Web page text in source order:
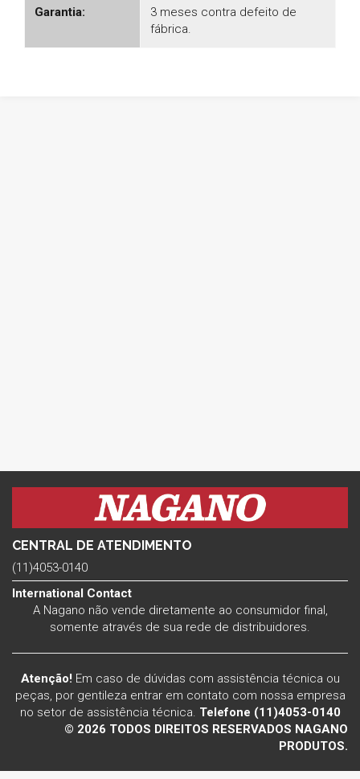
Garantia:
3 meses contra defeito de
fábrica.
CENTRAL DE ATENDIMENTO
(11)4053-0140
International Contact
A Nagano não vende diretamente ao consumidor final,
somente através de sua rede de distribuidores.
Atenção! Em caso de dúvidas com assistência técnica ou
peças, por gentileza entrar em contato com nossa empresa
no setor de assistência técnica. Telefone (11)4053-0140
© 2026 TODOS DIREITOS RESERVADOS NAGANO
PRODUTOS.